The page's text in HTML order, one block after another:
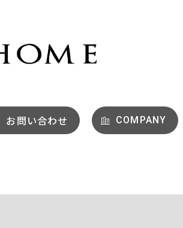
お問い合わせ COMPANY